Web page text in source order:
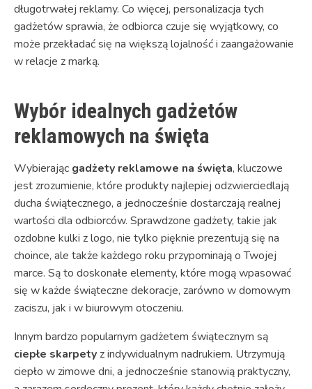
długotrwałej reklamy. Co więcej, personalizacja tych
gadżetów sprawia, że odbiorca czuje się wyjątkowy, co
może przekładać się na większą lojalność i zaangażowanie
w relacje z marką.
Wybór idealnych gadżetów
reklamowych na święta
Wybierając gadżety reklamowe na święta, kluczowe
jest zrozumienie, które produkty najlepiej odzwierciedlają
ducha świątecznego, a jednocześnie dostarczają realnej
wartości dla odbiorców. Sprawdzone gadżety, takie jak
ozdobne kulki z logo, nie tylko pięknie prezentują się na
choince, ale także każdego roku przypominają o Twojej
marce. Są to doskonałe elementy, które mogą wpasować
się w każde świąteczne dekoracje, zarówno w domowym
zaciszu, jak i w biurowym otoczeniu.
Innym bardzo popularnym gadżetem świątecznym są
ciepłe skarpetyz indywidualnym nadrukiem. Utrzymują
ciepło w zimowe dni, a jednocześnie stanowią praktyczny,